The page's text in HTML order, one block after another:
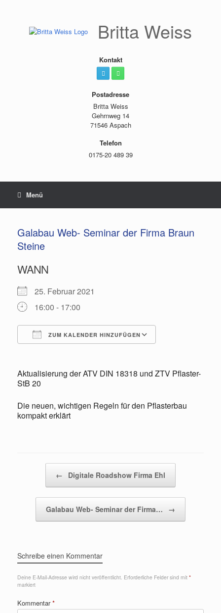
Britta Weiss
Kontakt
Postadresse
Britta Weiss
Gehrnweg 14
71546 Aspach
Telefon
0175-20 489 39
Menü
Galabau Web- Seminar der Firma Braun
Steine
WANN
25. Februar 2021
16:00 - 17:00
ZUM KALENDER HINZUFÜGEN
Aktualisierung der ATV DIN 18318 und ZTV Pflaster-
StB 20
Die neuen, wichtigen Regeln für den Pflasterbau
kompakt erklärt
← Digitale Roadshow Firma Ehl
Galabau Web- Seminar der Firma… →
Schreibe einen Kommentar
Deine E-Mail-Adresse wird nicht veröffentlicht. Erforderliche Felder sind mit *
markiert
Kommentar*